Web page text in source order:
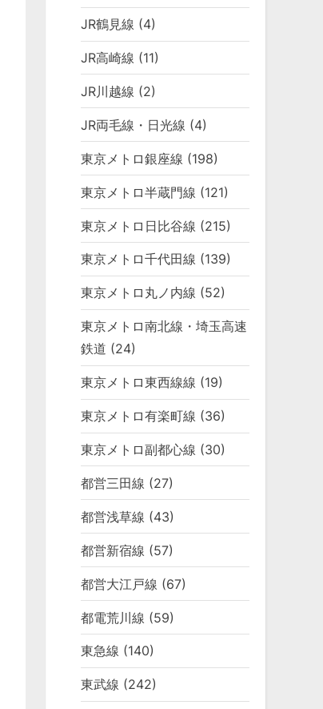
JR鶴見線 (4)
JR高崎線 (11)
JR川越線 (2)
JR両毛線・日光線 (4)
東京メトロ銀座線 (198)
東京メトロ半蔵門線 (121)
東京メトロ日比谷線 (215)
東京メトロ千代田線 (139)
東京メトロ丸ノ内線 (52)
東京メトロ南北線・埼玉高速
鉄道 (24)
東京メトロ東西線線 (19)
東京メトロ有楽町線 (36)
東京メトロ副都心線 (30)
都営三田線 (27)
都営浅草線 (43)
都営新宿線 (57)
都営大江戸線 (67)
都電荒川線 (59)
東急線 (140)
東武線 (242)